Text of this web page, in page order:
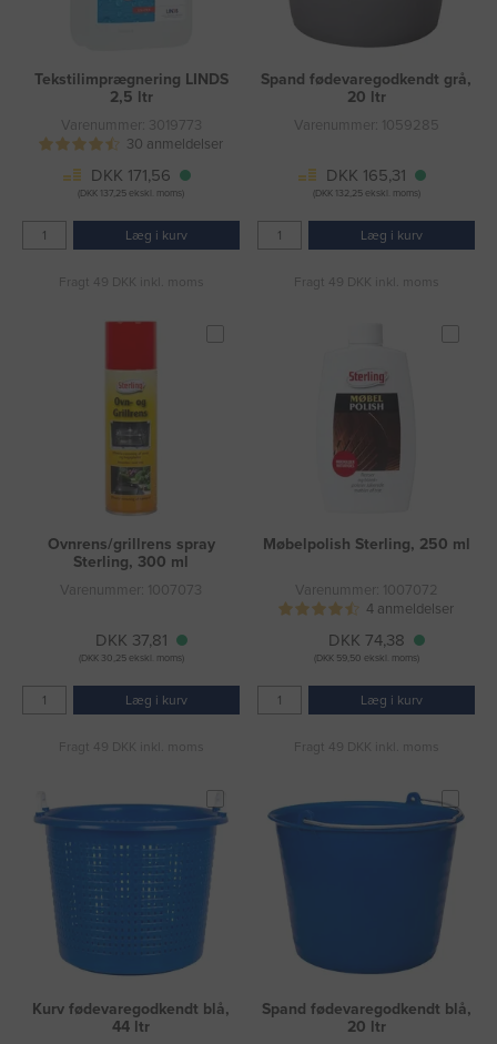
Tekstilimprægnering LINDS
2,5 ltr
Varenummer: 3019773
30 anmeldelser
DKK 171,56
(DKK 137,25 ekskl. moms)
Læg i kurv
Fragt 49 DKK inkl. moms
Spand fødevaregodkendt grå,
20 ltr
Varenummer: 1059285
DKK 165,31
(DKK 132,25 ekskl. moms)
Læg i kurv
Fragt 49 DKK inkl. moms
Ovnrens/grillrens spray
Sterling, 300 ml
Varenummer: 1007073
DKK 37,81
(DKK 30,25 ekskl. moms)
Læg i kurv
Fragt 49 DKK inkl. moms
Møbelpolish Sterling, 250 ml
Varenummer: 1007072
4 anmeldelser
DKK 74,38
(DKK 59,50 ekskl. moms)
Læg i kurv
Fragt 49 DKK inkl. moms
Kurv fødevaregodkendt blå,
44 ltr
Spand fødevaregodkendt blå,
20 ltr